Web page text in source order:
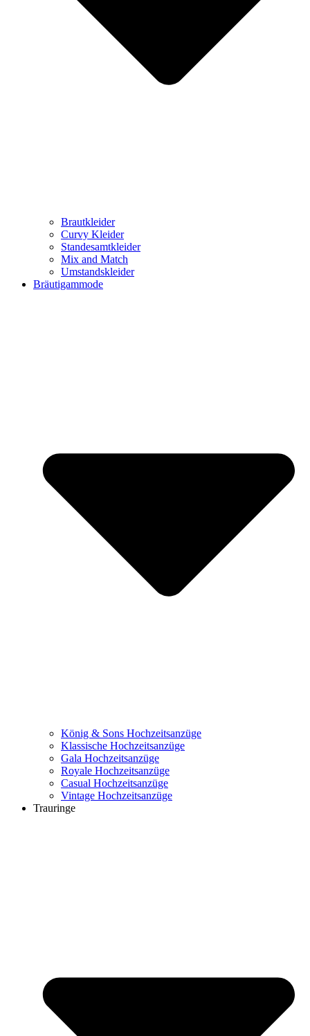
Brautkleider
Curvy Kleider
Standesamtkleider
Mix and Match
Umstandskleider
Bräutigammode
König & Sons Hochzeitsanzüge
Klassische Hochzeitsanzüge
Gala Hochzeitsanzüge
Royale Hochzeitsanzüge
Casual Hochzeitsanzüge
Vintage Hochzeitsanzüge
Trauringe